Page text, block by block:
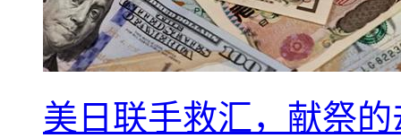
美日联手救汇，献祭